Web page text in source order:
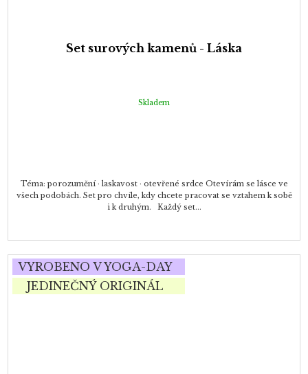
Set surových kamenů - Láska
Skladem
Téma: porozumění · laskavost · otevřené srdce Otevírám se lásce ve
všech podobách. Set pro chvíle, kdy chcete pracovat se vztahem k sobě
i k druhým. Každý set...
VYROBENO V YOGA-DAY
JEDINEČNÝ ORIGINÁL